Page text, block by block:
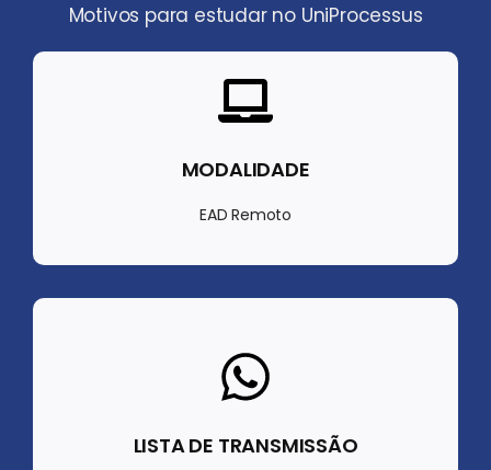
Motivos para estudar no UniProcessus
MODALIDADE
EAD Remoto
LISTA DE TRANSMISSÃO